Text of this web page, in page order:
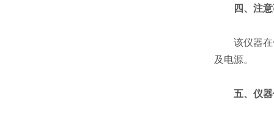
四、注
该仪器在使
及电源。
五、仪